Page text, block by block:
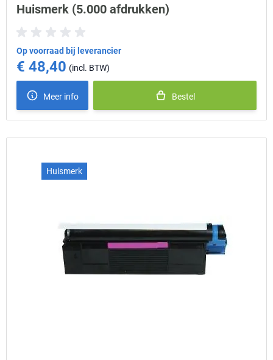
Huismerk (5.000 afdrukken)
Op voorraad bij leverancier
€ 48,40
Meer info Bestel
Huismerk